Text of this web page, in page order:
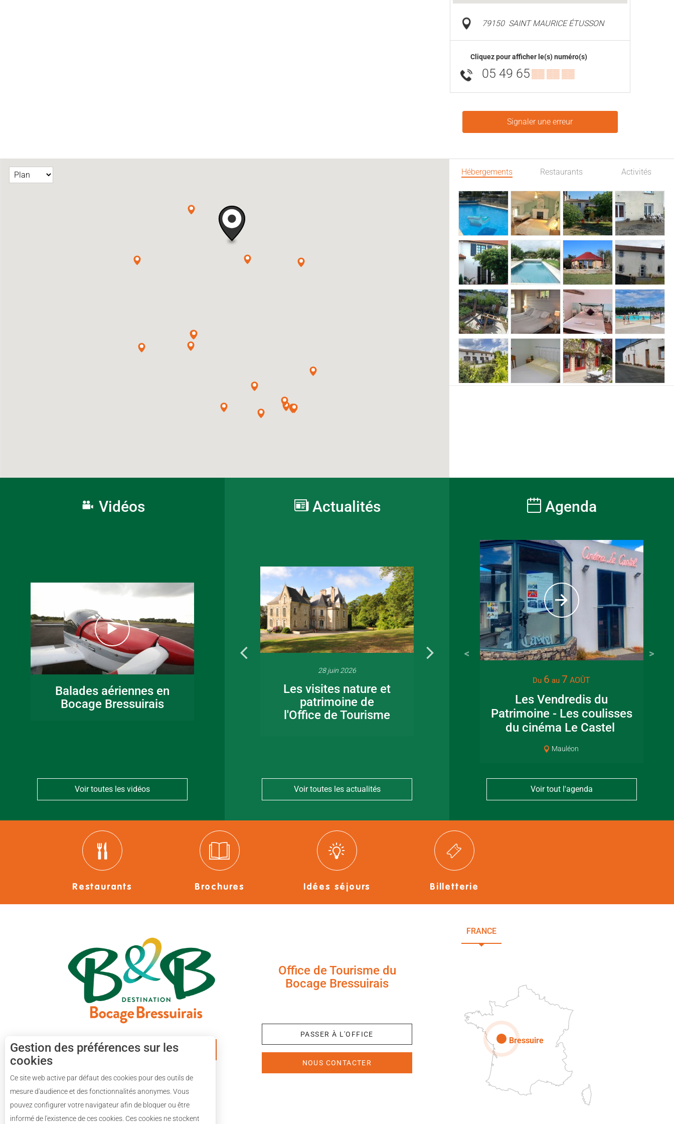
79150 SAINT MAURICE ÉTUSSON
Cliquez pour afficher le(s) numéro(s)
05 49 65▒▒ ▒▒ ▒▒
Signaler une erreur
Hébergements Restaurants Activités
Vidéos
Balades aériennes en
Bocage Bressuirais
Voir toutes les vidéos
Actualités
16 juin 2026
Fête de la musique
en Bocage
28 juin 2026
Les visites nature et
patrimoine de
l'Office de Tourisme
canoë en Bocage
Bressuirais
Voir toutes les actualités
Agenda
Du 6 au 7 AOÛT
Les Vendredis du
Patrimoine - Les coulisses
du cinéma Le Castel
Mauléon
Voir tout l'agenda
Restaurants Brochures Idées séjours Billetterie
APPLICATION MOBILE
Office de Tourisme du
Bocage Bressuirais
PASSER À L'OFFICE
NOUS CONTACTER
FRANCE
Bressuire
Gestion des préférences sur les
cookies
Ce site web active par défaut des cookies pour des outils de
mesure d'audience et des fonctionnalités anonymes. Vous
pouvez configurer votre navigateur afin de bloquer ou être
informé de l'existence de ces cookies. Ces cookies ne stockent